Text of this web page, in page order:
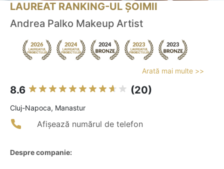
LAUREAT RANKING-UL ȘOIMII
Andrea Palko Makeup Artist
Arată mai multe >>
8.6 (20)
Cluj-Napoca, Manastur
Afișează numărul de telefon
Despre companie: